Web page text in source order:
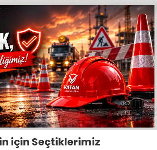
için Seçtiklerimiz